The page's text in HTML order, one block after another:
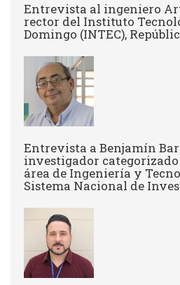
Entrevista al ingeniero
rector del Instituto
Domingo (INTEC),
Entrevista a Benjamín
investigador
área de Ingeniería y
Sistema Nacional de